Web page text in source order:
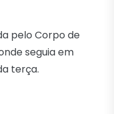
pelo Corpo de
seguia em
terça.